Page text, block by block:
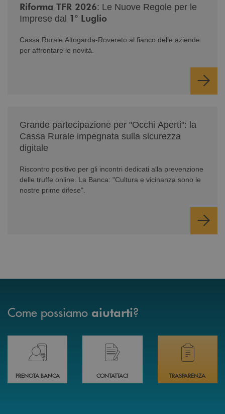
Riforma TFR 2026: Le Nuove Regole per le
Imprese dal 1° Luglio
Cassa Rurale Altogarda-Rovereto al fianco delle aziende
per affrontare le novità.
Grande partecipazione per "Occhi Aperti": la
Cassa Rurale impegnata sulla sicurezza
digitale
Riscontro positivo per gli incontri dedicati alla prevenzione
delle truffe online. La Banca: "Cultura e vicinanza sono le
nostre prime difese".
Come possiamo aiutarti?
Prenota il tuo appuntamento in Filiale direttamente da casa 24h su 24h
PRENOTA BANCA
Hai bisogno di assistenza immediata?
CONTATTACI
Hai bisogno di
TRASPARENZA